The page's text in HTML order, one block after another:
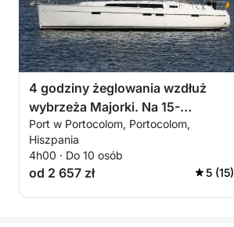
4 godziny żeglowania wzdłuż
wybrzeża Majorki. Na 15-
metrowym żaglowcu.
Port w Portocolom, Portocolom,
Hiszpania
4h00 · Do 10 osób
od 2 657 zł 5 (15)